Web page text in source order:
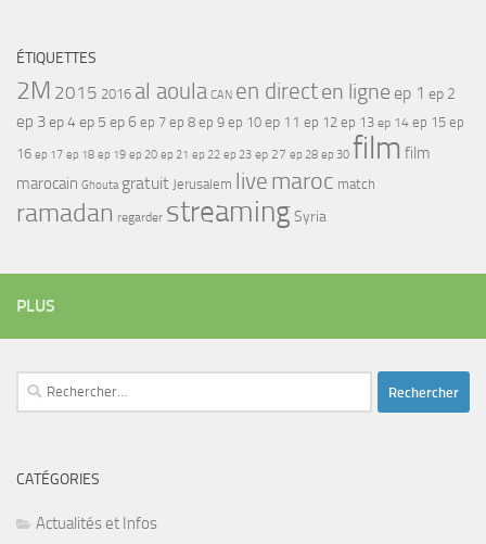
ÉTIQUETTES
2M 2015 2016 al aoula CAN en directen ligne ep 1 ep 2
ep 3ep 4ep 5 ep 6 ep 7 ep 8 ep 9 ep 10 ep 11 ep 12 ep 13 ep 14 ep 15 ep
16 ep 17 ep 18 ep 19 ep 20 ep 21 ep 22 ep 23 ep 27 ep 28 ep 30 film film
marocain Ghouta gratuit Jerusalem live maroc match
ramadan regarder streamingSyria
PLUS
Rechercher :
CATÉGORIES
Actualités et Infos